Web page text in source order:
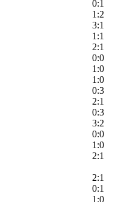
0:1
1:2
3:1
1:1
2:1
0:0
1:0
1:0
0:3
2:1
0:3
3:2
0:0
1:0
2:1
2:1
0:1
1:0